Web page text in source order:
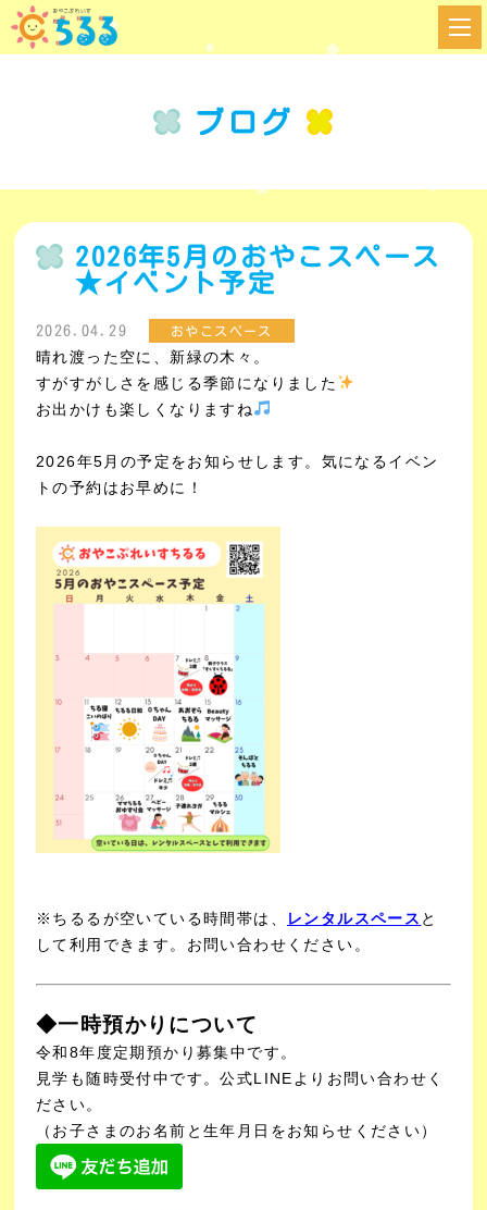
ブログ
2026年5月のおやこスペース
★イベント予定
2026.04.29 おやこスペース
晴れ渡った空に、新緑の木々。
すがすがしさを感じる季節になりました
お出かけも楽しくなりますね
2026年5月の予定をお知らせします。気になるイベン
トの予約はお早めに！
※ちるるが空いている時間帯は、 レンタルスペース と
して利用できます。お問い合わせください。
◆一時預かりについて
令和8年度定期預かり募集中です。
見学も随時受付中です。公式LINEよりお問い合わせく
ださい。
（お子さまのお名前と生年月日をお知らせください）